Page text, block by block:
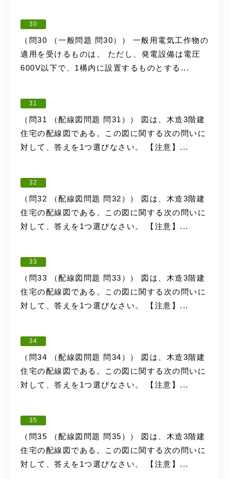
30
（問30 （一般問題 問30）） 一般用電気工作物の
適用を受けるものは。 ただし、発電設備は電圧
600V以下で、1構内に設置するものとする...
31
（問31 （配線図問題 問31）） 図は、木造3階建
住宅の配線図である。この図に関する次の問いに
対して、答えを1つ選びなさい。 【注意】...
32
（問32 （配線図問題 問32）） 図は、木造3階建
住宅の配線図である。この図に関する次の問いに
対して、答えを1つ選びなさい。 【注意】...
33
（問33 （配線図問題 問33）） 図は、木造3階建
住宅の配線図である。この図に関する次の問いに
対して、答えを1つ選びなさい。 【注意】...
34
（問34 （配線図問題 問34）） 図は、木造3階建
住宅の配線図である。この図に関する次の問いに
対して、答えを1つ選びなさい。 【注意】...
35
（問35 （配線図問題 問35）） 図は、木造3階建
住宅の配線図である。この図に関する次の問いに
対して、答えを1つ選びなさい。 【注意】...